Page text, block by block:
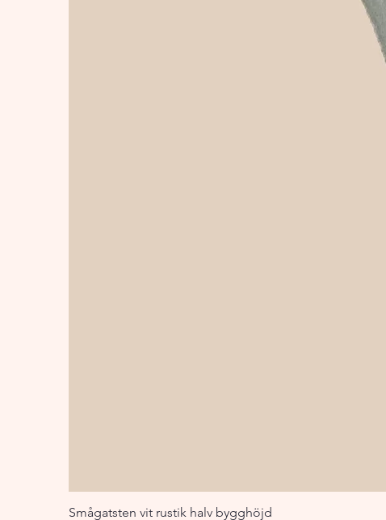
Smågatsten vit rustik halv bygghöjd